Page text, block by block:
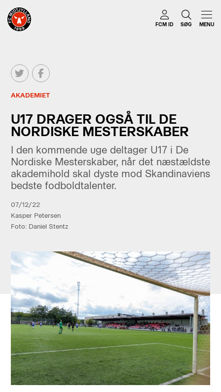
FCM ID SØG MENU
AKADEMIET
U17 DRAGER OGSÅ TIL DE
NORDISKE MESTERSKABER
I den kommende uge deltager U17 i De
Nordiske Mesterskaber, når det næstældste
akademihold skal dyste mod Skandinaviens
bedste fodboldtalenter.
07/12/22
Kasper Petersen
Foto: Daniel Stentz